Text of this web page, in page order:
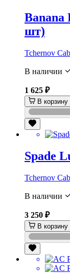
Banana
шт)
Tchernov
В наличии
1 625 ₽
В корзину
Spade
Tchernov
В наличии
3 250 ₽
В корзину